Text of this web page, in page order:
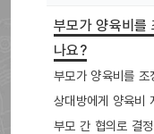
부모가 양육비를
나요?
부모가 양육비를
상대방에게 양육비
부모 간 협의로 결